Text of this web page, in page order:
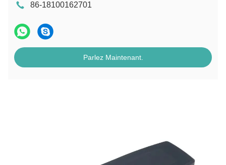
86-18100162701
Parlez Maintenant.